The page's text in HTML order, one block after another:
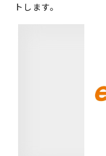
トします。